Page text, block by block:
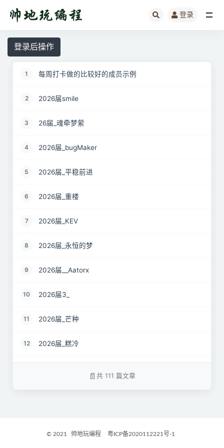
登录
登录后操作
1 每周打卡做的比较好的成员示例
2 2026届smile
3 26届_魂牵梦萦
4 2026届_bugMaker
5 2026届_平稳前进
6 2026届_重楼
7 2026届_KEV
8 2026届_永恒的梦
9 2026届__Aatorx
10 2026届3_
11 2026届_芒种
12 2026届_糕冷
共 111 篇文章
© 2021 帅地玩编程 粤ICP备2020112221号-1